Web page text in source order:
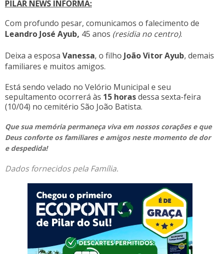
PILAR NEWS INFORMA:
Com profundo pesar, comunicamos o falecimento de
Leandro José Ayub, 45 anos (residia no centro).
Deixa a esposa Vanessa, o filho João Vitor Ayub, demais
familiares e muitos amigos.
Está sendo velado no Velório Municipal e seu
sepultamento ocorrerá às 15 horasdessa sexta-feira
(10/04) no cemitério São João Batista.
Que sua memória permaneça viva em nossos corações e que
Deus conforte os familiares e amigos neste momento de dor
e despedida!
Dados fornecidos pela Família.